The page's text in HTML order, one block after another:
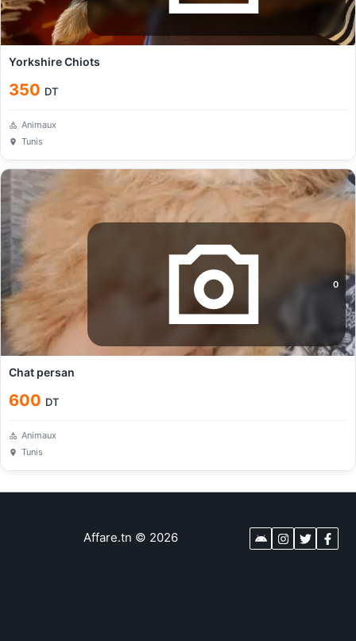
Yorkshire Chiots
350 DT
Animaux
Tunis
0
Chat persan
600 DT
Animaux
Tunis
Affare.tn © 2026